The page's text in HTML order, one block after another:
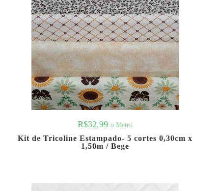
R$32,99 o Metro
Kit de Tricoline Estampado- 5 cortes 0,30cm x
1,50m / Bege